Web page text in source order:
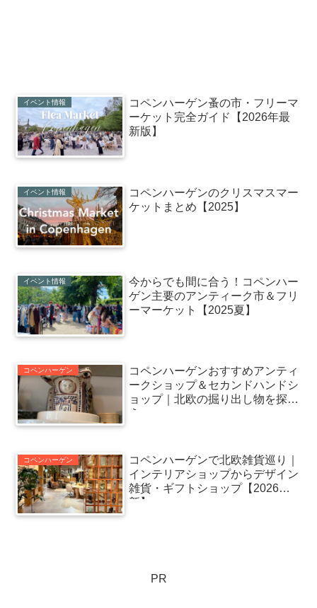
イベント情報
コペンハーゲン蚤の市・フリーマ
ーケット完全ガイド【2026年最
新版】
イベント情報
コペンハーゲンのクリスマスマー
ケットまとめ【2025】
イベント情報
今からでも間に合う！コペンハー
ゲン主要のアンティーク市＆フリ
ーマーケット【2025夏】
コペンハーゲン
コペンハーゲンおすすめアンティ
ークショップ＆セカンドハンドシ
ョップ｜北欧の掘り出し物を探そ
う
コペンハーゲン
コペンハーゲンで北欧雑貨巡り｜
インテリアショップからデザイン
雑貨・ギフトショップ【2026更
新】
PR